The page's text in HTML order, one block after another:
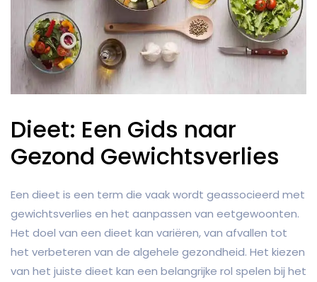
Dieet: Een Gids naar
Gezond Gewichtsverlies
Een dieet is een term die vaak wordt geassocieerd met
gewichtsverlies en het aanpassen van eetgewoonten.
Het doel van een dieet kan variëren, van afvallen tot
het verbeteren van de algehele gezondheid. Het kiezen
van het juiste dieet kan een belangrijke rol spelen bij het